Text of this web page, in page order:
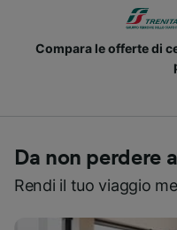
Compara le offerte di
Da non perdere
Rendi il tuo viaggio